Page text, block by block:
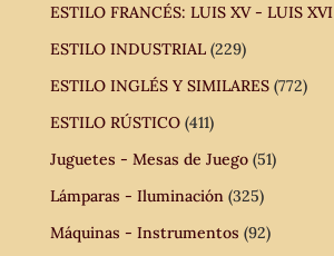
ESTILO FRANCÉS: LUIS XV - LUIS XVI
ESTILO INDUSTRIAL (229)
ESTILO INGLÉS Y SIMILARES (772)
ESTILO RÚSTICO (411)
Juguetes - Mesas de Juego (51)
Lámparas - Iluminación (325)
Máquinas - Instrumentos (92)